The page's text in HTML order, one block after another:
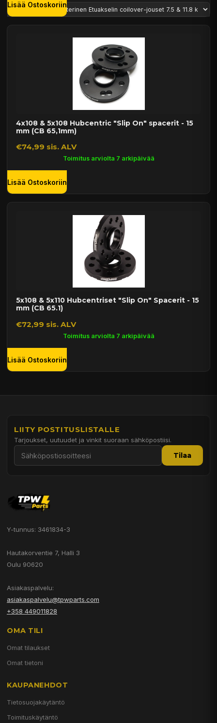
Lisää Ostoskoriin
4x108 & 5x108 Hubcentric "Slip On" spacerit - 15
mm (CB 65,1mm)
€74,99 sis. ALV
Toimitus arviolta 7 arkipäivää
Lisää Ostoskoriin
5x108 & 5x110 Hubcentriset "Slip On" Spacerit - 15
mm (CB 65.1)
€72,99 sis. ALV
Toimitus arviolta 7 arkipäivää
Lisää Ostoskoriin
LIITY POSTITUSLISTALLE
Tarjoukset, uutuudet ja vinkit suoraan sähköpostiisi.
Tilaa
Y-tunnus: 3461834-3
Hautakorventie 7, Halli 3
Oulu 90620
Asiakaspalvelu:
asiakaspalvelu@tpwparts.com
+358 449011828
OMA TILI
Omat tilaukset
Omat tietoni
KAUPANEHDOT
Tietosuojakäytäntö
Toimituskäytäntö